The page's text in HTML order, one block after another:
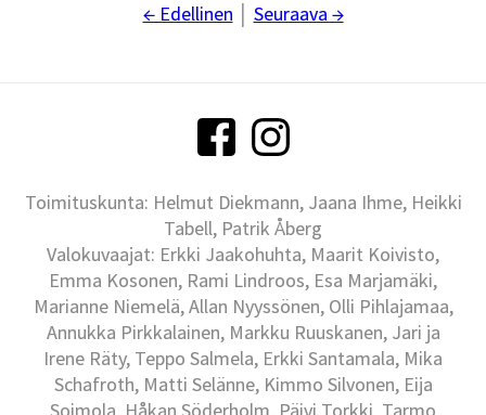
← Edellinen Seuraava →
Toimituskunta: Helmut Diekmann, Jaana Ihme, Heikki
Tabell, Patrik Åberg
Valokuvaajat: Erkki Jaakohuhta, Maarit Koivisto,
Emma Kosonen, Rami Lindroos, Esa Marjamäki,
Marianne Niemelä, Allan Nyyssönen, Olli Pihlajamaa,
Annukka Pirkkalainen, Markku Ruuskanen, Jari ja
Irene Räty, Teppo Salmela, Erkki Santamala, Mika
Schafroth, Matti Selänne, Kimmo Silvonen, Eija